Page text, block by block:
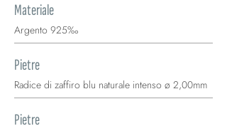
Materiale
Argento 925‰
Pietre
Radice di zaffiro blu naturale intenso ø 2,00mm
Pietre